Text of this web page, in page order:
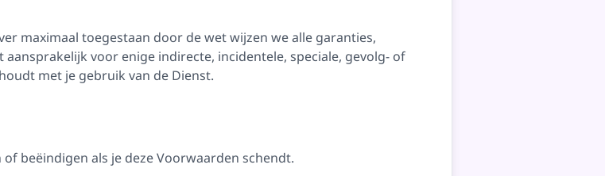
maximaal toegestaan door de wet wijzen we alle garanties,
voor enige indirecte, incidentele, speciale, gevolg- of
met je gebruik van de Dienst.
beëindigen als je deze Voorwaarden schendt.